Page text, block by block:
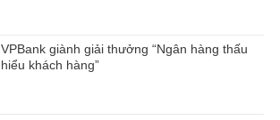
VPBank giành giải thưởng “Ngân hàng thấu
hiểu khách hàng”